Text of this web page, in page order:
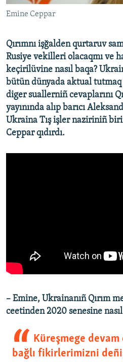
Emine Ceppar
Qırımnı işğalden qurtaruv
Rusiye vekilleri olacaqmı ve
keçirilüvine nasıl baqa?
bütün dünyada aktual tutmaq
diger suallerniñ cevaplarını
yayınında alıp barıcı
Ukraina Tış işler naziriniñ
Ceppar qıdırdı.
– Emine, Ukrainanıñ Qırım
ceetinden 2020 senesine
Küreşmege devam
bağlı fikirlerimizni